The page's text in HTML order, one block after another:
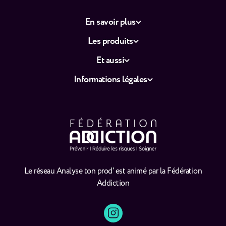
Le réseau Analyse ton prod' est animé par la Fédération
Addiction
En savoir plus
Les produits
Et aussi
Informations légales